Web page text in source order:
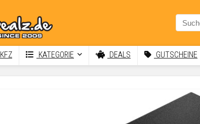
KFZ KATEGORIE DEALS GUTSCHEINE